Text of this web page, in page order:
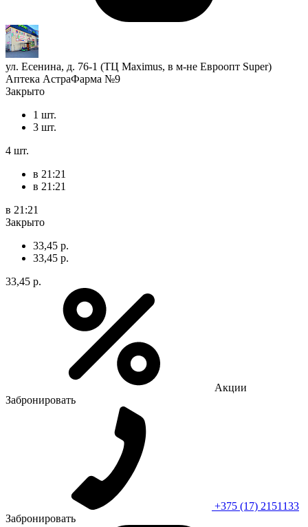
ул. Есенина, д. 76-1 (ТЦ Maximus, в м-не Евроопт Super)
Аптека АстраФарма №9
Закрыто
1 шт.
3 шт.
4 шт.
в 21:21
в 21:21
в 21:21
Закрыто
33,45 р.
33,45 р.
33,45 р.
Акции
Забронировать
+375 (17) 2151133
Забронировать